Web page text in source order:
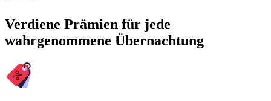
Verdiene Prämien für jede
wahrgenommene Übernachtung